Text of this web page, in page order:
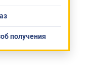
получения